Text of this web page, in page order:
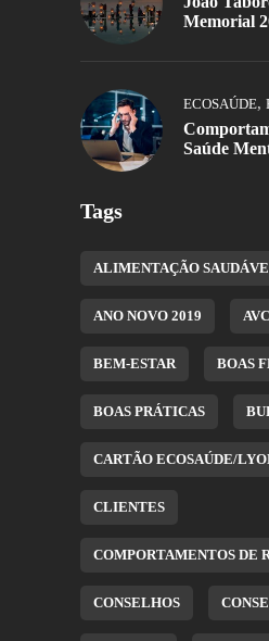
Memorial
ECOSAÚDE,
Saúde
Tags
ALIMENTAÇÃO
ANO NOVO 2019 AVC
BEM-ESTAR BOAS
BOAS PRÁTICAS
CARTÃO ECOSAÚDE/
CLIENTES
COMPORTAMENTOS DE
CONSELHOS